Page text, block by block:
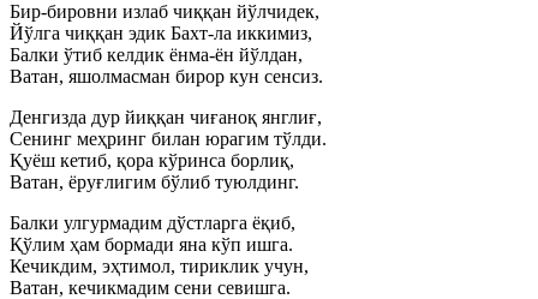
Бир-бировни излаб чиққан йўлчидек,
Йўлга чиққан эдик Бахт-ла иккимиз,
Балки ўтиб келдик ёнма-ён йўлдан,
Ватан, яшолмасман бирор кун сенсиз.
Денгизда дур йиққан чиғаноқ янглиғ,
Сенинг меҳринг билан юрагим тўлди.
Қуёш кетиб, қора кўринса борлиқ,
Ватан, ёруғлигим бўлиб туюлдинг.
Балки улгурмадим дўстларга ёқиб,
Қўлим ҳам бормади яна кўп ишга.
Кечикдим, эҳтимол, тириклик учун,
Ватан, кечикмадим сени севишга.